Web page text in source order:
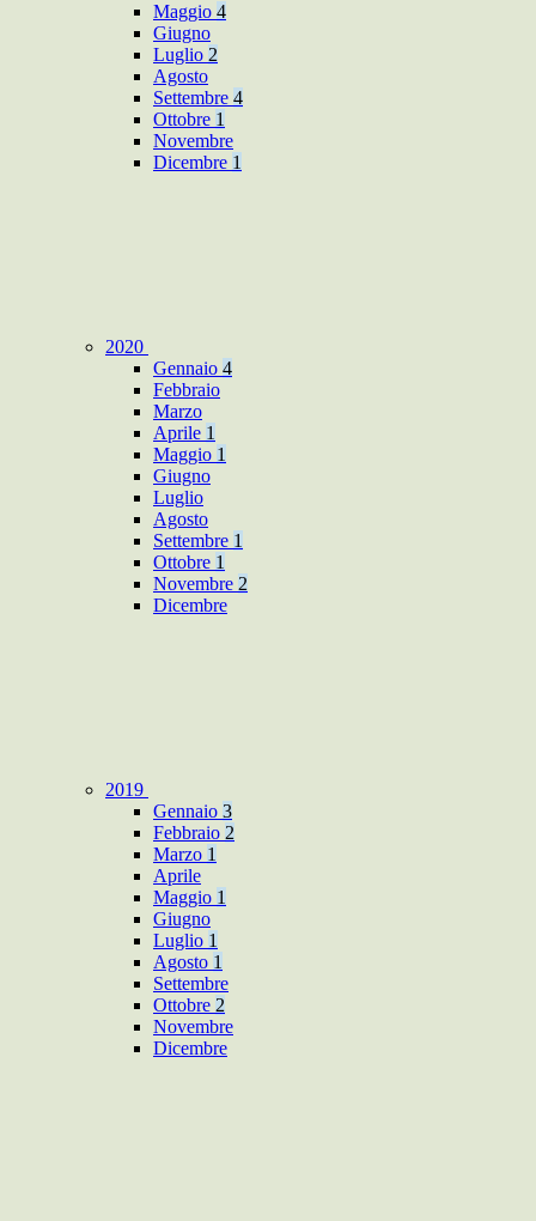
Maggio 4
Giugno
Luglio 2
Agosto
Settembre 4
Ottobre 1
Novembre
Dicembre 1
2020
Gennaio 4
Febbraio
Marzo
Aprile 1
Maggio 1
Giugno
Luglio
Agosto
Settembre 1
Ottobre 1
Novembre 2
Dicembre
2019
Gennaio 3
Febbraio 2
Marzo 1
Aprile
Maggio 1
Giugno
Luglio 1
Agosto 1
Settembre
Ottobre 2
Novembre
Dicembre